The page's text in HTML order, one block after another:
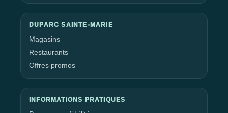
DUPARC SAINTE-MARIE
Magasins
Restaurants
Offres promos
INFORMATIONS PRATIQUES